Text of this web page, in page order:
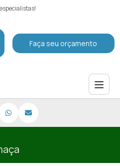
Faça seu orçamento
FUMAÇA